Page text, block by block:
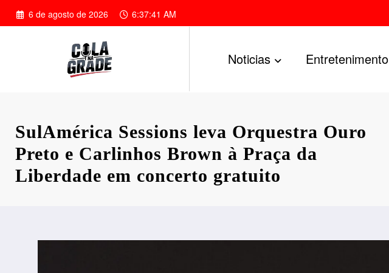
Pular
para
6 de agosto de 2026 6:37:42 AM
Noticias Entretenimento
SulAmérica Sessions leva Orquestra Ouro
Preto e Carlinhos Brown à Praça da
Liberdade em concerto gratuito